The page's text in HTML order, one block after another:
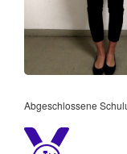
Abgeschlossene